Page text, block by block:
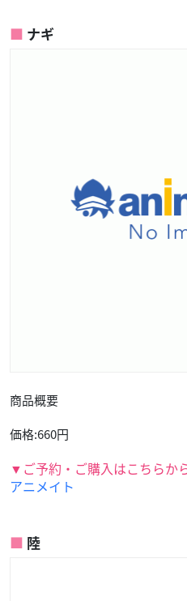
ナギ
商品概要
価格:660円
▼ご予約・ご購入はこちらか
アニメイト
陸